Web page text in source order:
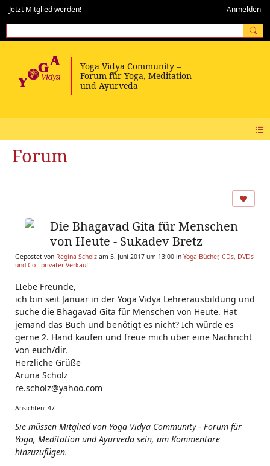
Jetzt Mitglied werden! Anmelden
Forum
Die Bhagavad Gita für Menschen
von Heute - Sukadev Bretz
Gepostet von Regina Scholz am 5. Juni 2017 um 13:00 in Yoga Bücher, CDs, DVDs
und Co - privater Verkauf
LIebe Freunde,
ich bin seit Januar in der Yoga Vidya Lehrerausbildung und
suche die Bhagavad Gita für Menschen von Heute. Hat
jemand das Buch und benötigt es nicht? Ich würde es
gerne 2. Hand kaufen und freue mich über eine Nachricht
von euch/dir.
Herzliche Grüße
Aruna Scholz
re.scholz@yahoo.com
Ansichten: 47
Sie müssen Mitglied von Yoga Vidya Community - Forum für
Yoga, Meditation und Ayurveda sein, um Kommentare
hinzuzufügen.